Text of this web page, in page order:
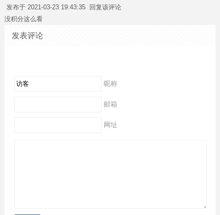
发布于 2021-03-23 19:43:35
回复该评论
没积分这么看
发表评论
昵称
邮箱
网址